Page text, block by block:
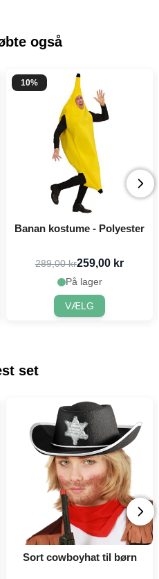
også
10%
Banan kostume - Polyester
289,00 kr259,00 kr
På lager
VÆLG
set
Sort cowboyhat til børn